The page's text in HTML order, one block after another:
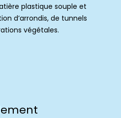
plastique souple et
d’arrondis, de tunnels
végétales.